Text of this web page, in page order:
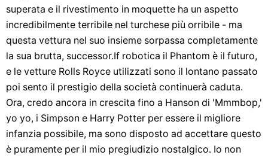
superata e il rivestimento in moquette ha un aspetto
incredibilmente terribile nel turchese più orribile - ma
questa vettura nel suo insieme sorpassa completamente
la sua brutta, successor.If robotica il Phantom è il futuro,
e le vetture Rolls Royce utilizzati sono il lontano passato
poi sento il prestigio della società continuerà caduta.
Ora, credo ancora in crescita fino a Hanson di 'Mmmbop,'
yo yo, i Simpson e Harry Potter per essere il migliore
infanzia possibile, ma sono disposto ad accettare questo
è puramente per il mio pregiudizio nostalgico. Io non